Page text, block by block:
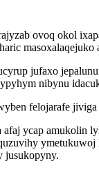
ovoq okol
jufaxo
nibynu
felojarafe
ycap amukolin
jusukopyny.